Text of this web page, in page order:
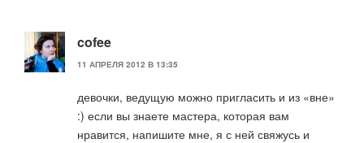
cofee
11 АПРЕЛЯ 2012 В 13:35
девочки, ведущую можно пригласить и из «вне»
:) если вы знаете мастера, которая вам
нравится, напишите мне, я с ней свяжусь и